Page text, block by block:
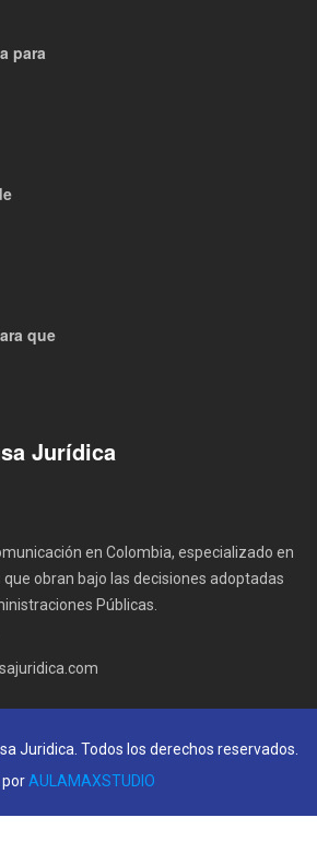
para
que
Jurídica
en Colombia, especializado en
obran bajo las decisiones adoptadas
Públicas.
Juridica. Todos los derechos reservados.
AULAMAXSTUDIO